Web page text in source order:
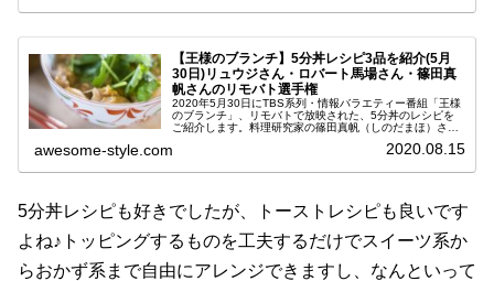
【王様のブランチ】5分丼レシピ3品を紹介(5月
30日)リュウジさん・ロバート馬場さん・篠田真
帆さんのリモバト選手権
2020年5月30日にTBS系列・情報バラエティー番組「王様
のブランチ」、リモバトで放映された、5分丼のレシピを
ご紹介します。料理研究家の篠田真帆（しのだまほ）さ
awesome-style.com 2020.08.15
5分丼レシピも好きでしたが、トーストレシピも良いです
よね♪トッピングするものを工夫するだけでスイーツ系か
らおかず系まで自由にアレンジできますし、なんといって